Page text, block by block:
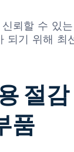
뢰할 수 있
되기 위해 최
절
품